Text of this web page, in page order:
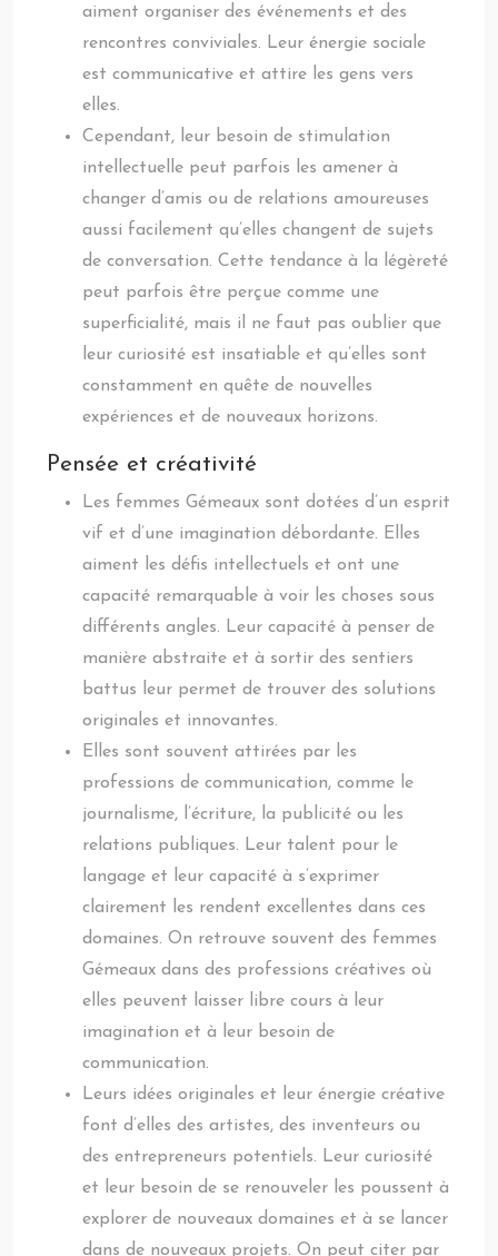
aiment organiser des événements et des
rencontres conviviales. Leur énergie sociale
est communicative et attire les gens vers
elles.
Cependant, leur besoin de stimulation
intellectuelle peut parfois les amener à
changer d’amis ou de relations amoureuses
aussi facilement qu’elles changent de sujets
de conversation. Cette tendance à la légèreté
peut parfois être perçue comme une
superficialité, mais il ne faut pas oublier que
leur curiosité est insatiable et qu’elles sont
constamment en quête de nouvelles
expériences et de nouveaux horizons.
Pensée et créativité
Les femmes Gémeaux sont dotées d’un esprit
vif et d’une imagination débordante. Elles
aiment les défis intellectuels et ont une
capacité remarquable à voir les choses sous
différents angles. Leur capacité à penser de
manière abstraite et à sortir des sentiers
battus leur permet de trouver des solutions
originales et innovantes.
Elles sont souvent attirées par les
professions de communication, comme le
journalisme, l’écriture, la publicité ou les
relations publiques. Leur talent pour le
langage et leur capacité à s’exprimer
clairement les rendent excellentes dans ces
domaines. On retrouve souvent des femmes
Gémeaux dans des professions créatives où
elles peuvent laisser libre cours à leur
imagination et à leur besoin de
communication.
Leurs idées originales et leur énergie créative
font d’elles des artistes, des inventeurs ou
des entrepreneurs potentiels. Leur curiosité
et leur besoin de se renouveler les poussent à
explorer de nouveaux domaines et à se lancer
dans de nouveaux projets. On peut citer par